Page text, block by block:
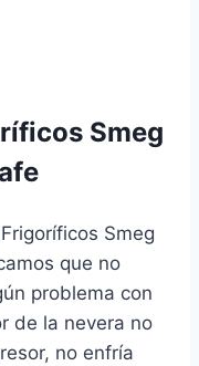
Smeg
Smeg
que no
problema con
de la nevera no
no enfría